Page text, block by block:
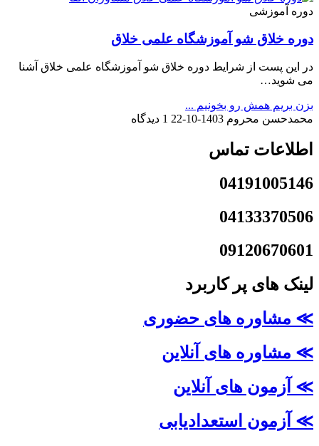
دوره آموزشی
دوره خلاق شو آموزشگاه علمی خلاق
در این پست از شرایط دوره خلاق شو آموزشگاه علمی خلاق آشنا
می شوید…
بزن بریم همش رو بخونیم ...
محمدحسن محروم 1403-10-22 1 دیدگاه
اطلاعات تماس
04191005146
04133370506
09120670601
لینک های پر کاربرد
≫ مشاوره های حضوری
≫ مشاوره های آنلاین
≫ آزمون های آنلاین
≫ آزمون استعدادیابی